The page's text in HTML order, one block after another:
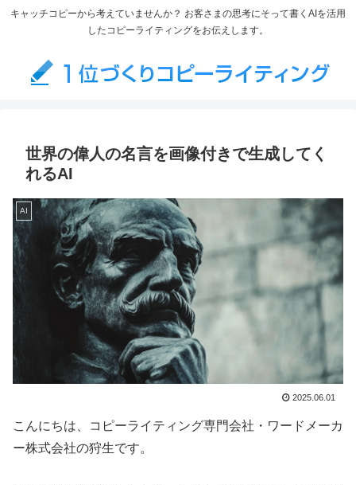
キャッチコピーから考えていませんか？ お客さまの思考にそって書くAIを活用
したコピーライティングをお伝えします。
世界の偉人の名言を画像付きで生成してく
れるAI
AI
2025.06.01
こんにちは、コピーライティング専門会社・ワードメーカ
ー株式会社の狩生です。